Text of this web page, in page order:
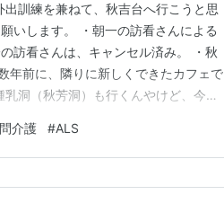
訓練を兼ねて、秋吉台へ行こうと思
いします。 ・朝一の訪看さんによる
訪看さんは、キャンセル済み。 ・秋
年前に、隣りに新しくできたカフェで
洞（秋芳洞）も行くんやけど、今回
う。 ・午後から出勤のノムラ姐さ
件を…
介護 #ALS